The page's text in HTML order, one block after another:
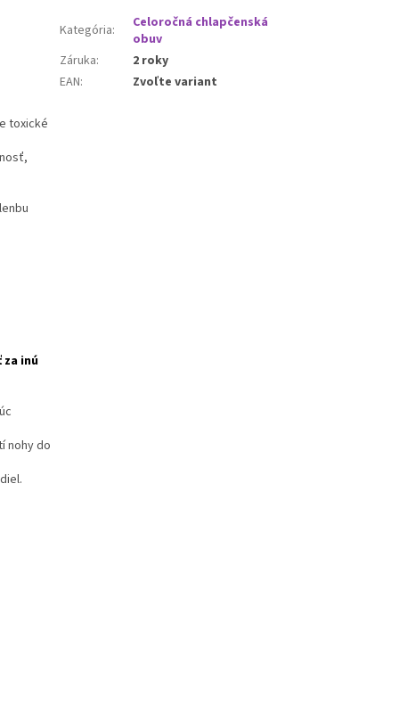
toxické
inú
nohy do
Kategória:
Celoročná chlapčenská
obuv
Záruka:
2 roky
EAN: Zvoľte variant